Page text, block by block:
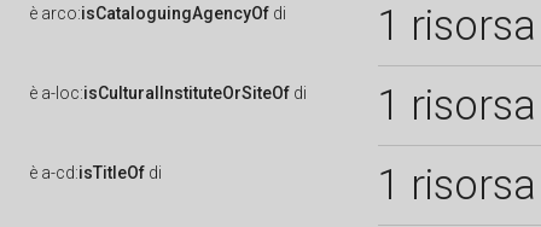
è arco:isCataloguingAgencyOf di 1 risorsa
è a-loc:isCulturalInstituteOrSiteOf di 1 risorsa
è a-cd:isTitleOf di 1 risorsa